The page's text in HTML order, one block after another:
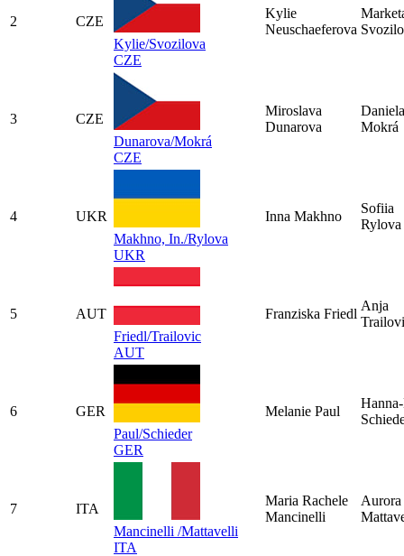
2
CZE
Kylie/Svozilova
CZE
Kylie
Neuschaeferova
3
CZE
Dunarova/Mokrá
CZE
Miroslava
Dunarova
Daniela
Mokrá
4
UKR
Makhno, In./Rylova
UKR
Inna Makhno
Sofiia
Rylova
5
AUT
Friedl/Trailovic
AUT
Franziska Friedl
Anja
6
GER
Paul/Schieder
GER
Melanie Paul
7
ITA
Mancinelli /Mattavelli
ITA
Maria Rachele
Mancinelli
Aurora